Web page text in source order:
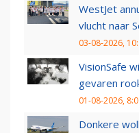
WestJet
vlucht naar
03-08-2026,
VisionSafe
gevaren
01-08-2026,
Donkere